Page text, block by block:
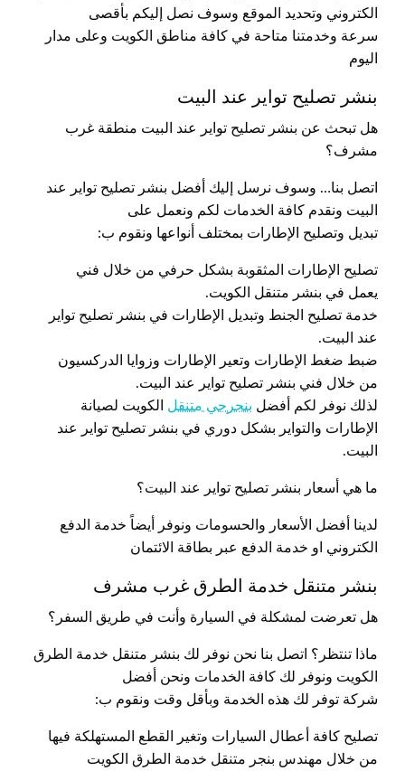
الكتروني وتحديد الموقع وسوف نصل إليكم بأقصى
سرعة وخدمتنا متاحة في كافة مناطق الكويت وعلى مدار
اليوم
بنشر تصليح تواير عند البيت
هل تبحث عن بنشر تصليح تواير عند البيت منطقة غرب
مشرف؟
اتصل بنا… وسوف نرسل إليك أفضل بنشر تصليح تواير عند
البيت ونقدم كافة الخدمات لكم ونعمل على
تبديل وتصليح الإطارات بمختلف أنواعها ونقوم ب:
تصليح الإطارات المثقوبة بشكل حرفي من خلال فني
يعمل في بنشر متنقل الكويت.
خدمة تصليح الجنط وتبديل الإطارات في بنشر تصليح تواير
عند البيت.
ضبط ضغط الإطارات وتعير الإطارات وزوايا الدركسيون
من خلال فني بنشر تصليح تواير عند البيت.
لذلك نوفر لكم أفضل بنجرجي متنقل الكويت لصيانة
الإطارات والتواير بشكل دوري في بنشر تصليح تواير عند
البيت.
ما هي أسعار بنشر تصليح تواير عند البيت؟
لدينا أفضل الأسعار والحسومات ونوفر أيضاً خدمة الدفع
الكتروني او خدمة الدفع عبر بطاقة الائتمان
بنشر متنقل خدمة الطرق غرب مشرف
هل تعرضت لمشكلة في السيارة وأنت في طريق السفر؟
ماذا تنتظر؟ اتصل بنا نحن نوفر لك بنشر متنقل خدمة الطرق
الكويت ونوفر لك كافة الخدمات ونحن أفضل
شركة توفر لك هذه الخدمة وبأقل وقت ونقوم ب:
تصليح كافة أعطال السيارات وتغير القطع المستهلكة فيها
من خلال مهندس بنجر متنقل خدمة الطرق الكويت